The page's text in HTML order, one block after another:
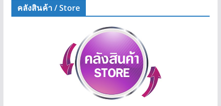
คลังสินค้า / Store